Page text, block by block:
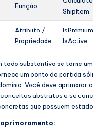
Função
ShipItem
Atributo /
Propriedade
IsActive
todo substantivo se torne
um ponto de partida
Você deve aprimorar
abstratos e se
que possuem estado.
aprimoramento: